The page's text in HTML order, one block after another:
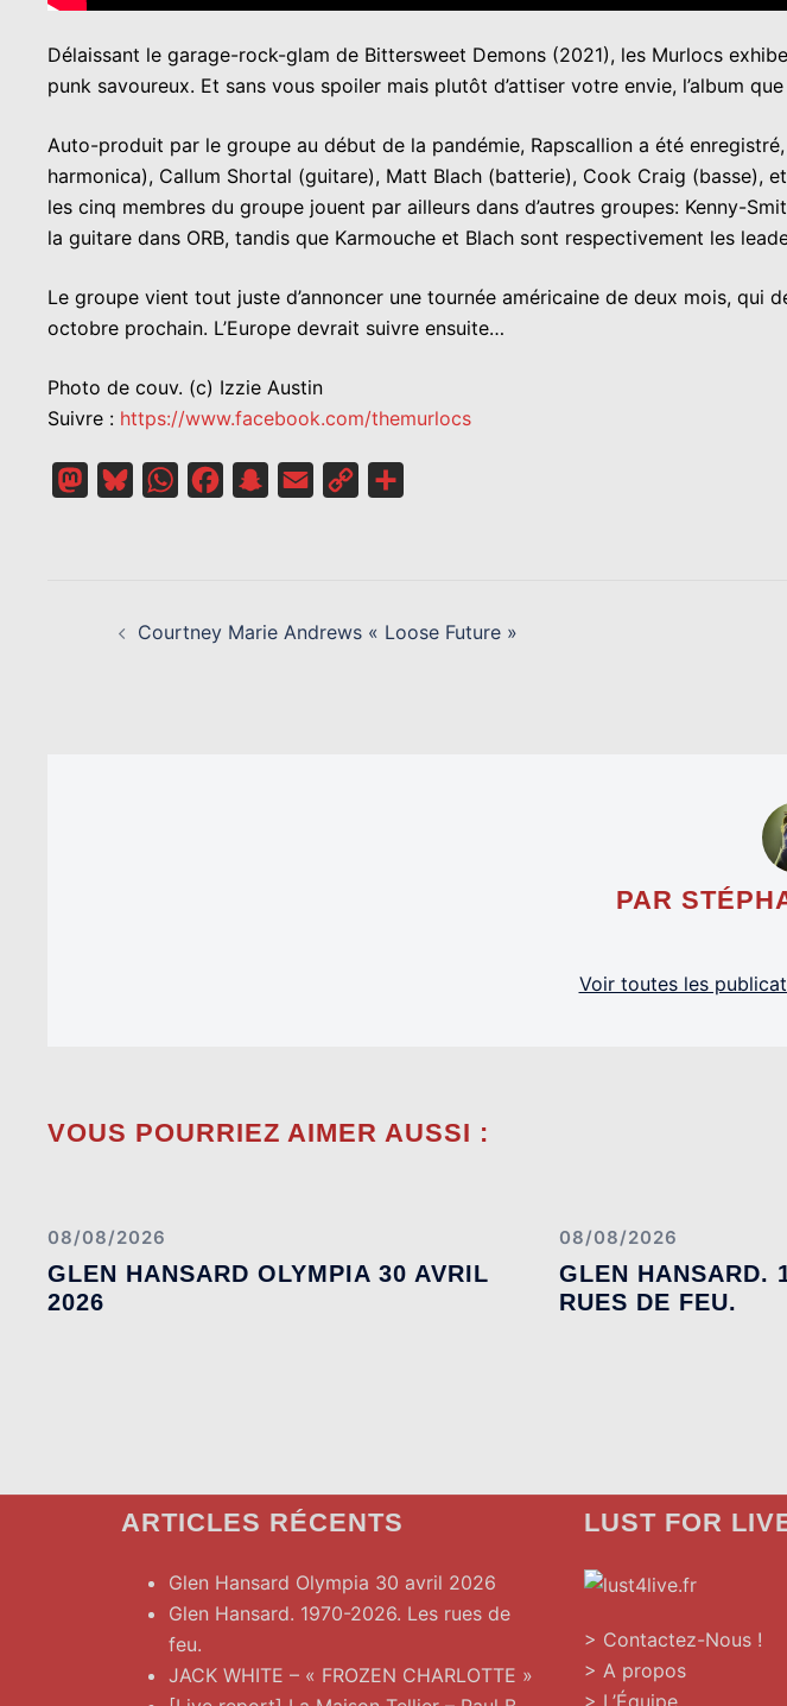
Délaissant le garage-rock-glam de Bittersweet Demons (2021), les Murlocs
punk savoureux. Et sans vous spoiler mais plutôt d’attiser votre envie, l’album
Auto-produit par le groupe au début de la pandémie, Rapscallion a été
harmonica), Callum Shortal (guitare), Matt Blach (batterie), Cook Craig (basse),
les cinq membres du groupe jouent par ailleurs dans d’autres groupes: Kenny-
la guitare dans ORB, tandis que Karmouche et Blach sont respectivement les
Le groupe vient tout juste d’annoncer une tournée américaine de deux mois, qui
octobre prochain. L’Europe devrait suivre ensuite…
Photo de couv. (c) Izzie Austin
Suivre : https://www.facebook.com/themurlocs
MastodonBlueskyWhatsAppFacebookSnapchat
Email
Copy
D’ARTICLE
Courtney Marie Andrews « Loose Future »
PAR
Voir toutes les
VOUS POURRIEZ AIMER AUSSI :
08/08/2026
GLEN HANSARD OLYMPIA 30 AVRIL
2026
08/08/2026
GLEN HANSARD.
RUES DE FEU.
ARTICLES RÉCENTS
Glen Hansard Olympia 30 avril 2026
Glen Hansard. 1970-2026. Les rues de
feu.
JACK WHITE – « FROZEN CHARLOTTE »
LUST FOR
> Contactez-Nous !
> A propos
> L’Équipe